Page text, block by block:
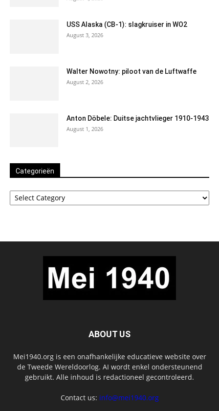
USS Alaska (CB-1): slagkruiser in WO2
August 3, 2026
Walter Nowotny: piloot van de Luftwaffe
August 2, 2026
Anton Döbele: Duitse jachtvlieger 1910-1943
August 1, 2026
Categorieën
Categorieën
ABOUT US
Mei1940.org is een onafhankelijke educatieve website over
de Tweede Wereldoorlog. AI wordt enkel ondersteunend
gebruikt. Alle inhoud is redactioneel gecontroleerd.
Contact us: info@mei1940.org